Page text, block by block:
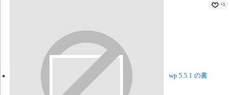
+1
wp 5.5.1 の書